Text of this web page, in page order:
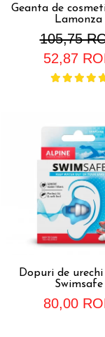
Geanta de
Lamonza
105,75
52,87
Dopuri de
Swimsafe
80,00